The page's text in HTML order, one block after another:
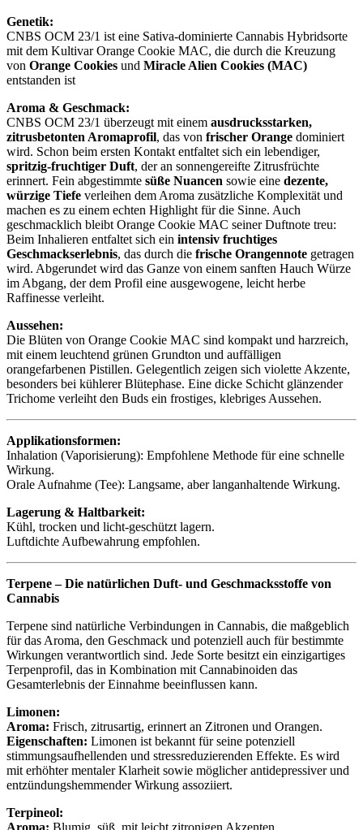
Genetik:
CNBS OCM 23/1 ist eine Sativa-dominierte Cannabis Hybridsorte
mit dem Kultivar Orange Cookie MAC, die durch die Kreuzung
von Orange Cookies und Miracle Alien Cookies (MAC)
entstanden ist
Aroma & Geschmack:
CNBS OCM 23/1 überzeugt mit einem ausdrucksstarken,
zitrusbetonten Aromaprofil, das von frischer Orange dominiert
wird. Schon beim ersten Kontakt entfaltet sich ein lebendiger,
spritzig-fruchtiger Duft, der an sonnengereifte Zitrusfrüchte
erinnert. Fein abgestimmte süße Nuancen sowie eine dezente,
würzige Tiefe verleihen dem Aroma zusätzliche Komplexität und
machen es zu einem echten Highlight für die Sinne. Auch
geschmacklich bleibt Orange Cookie MAC seiner Duftnote treu:
Beim Inhalieren entfaltet sich ein intensiv fruchtiges
Geschmackserlebnis, das durch die frische Orangennote getragen
wird. Abgerundet wird das Ganze von einem sanften Hauch Würze
im Abgang, der dem Profil eine ausgewogene, leicht herbe
Raffinesse verleiht.
Aussehen:
Die Blüten von Orange Cookie MAC sind kompakt und harzreich,
mit einem leuchtend grünen Grundton und auffälligen
orangefarbenen Pistillen. Gelegentlich zeigen sich violette Akzente,
besonders bei kühlerer Blütephase. Eine dicke Schicht glänzender
Trichome verleiht den Buds ein frostiges, klebriges Aussehen.
Applikationsformen:
Inhalation (Vaporisierung): Empfohlene Methode für eine schnelle
Wirkung.
Orale Aufnahme (Tee): Langsame, aber langanhaltende Wirkung.
Lagerung & Haltbarkeit:
Kühl, trocken und licht-geschützt lagern.
Luftdichte Aufbewahrung empfohlen.
Terpene – Die natürlichen Duft- und Geschmacksstoffe von
Cannabis
Terpene sind natürliche Verbindungen in Cannabis, die maßgeblich
für das Aroma, den Geschmack und potenziell auch für bestimmte
Wirkungen verantwortlich sind. Jede Sorte besitzt ein einzigartiges
Terpenprofil, das in Kombination mit Cannabinoiden das
Gesamterlebnis der Einnahme beeinflussen kann.
Limonen:
Aroma: Frisch, zitrusartig, erinnert an Zitronen und Orangen.
Eigenschaften: Limonen ist bekannt für seine potenziell
stimmungsaufhellenden und stressreduzierenden Effekte. Es wird
mit erhöhter mentaler Klarheit sowie möglicher antidepressiver und
entzündungshemmender Wirkung assoziiert.
Terpineol: